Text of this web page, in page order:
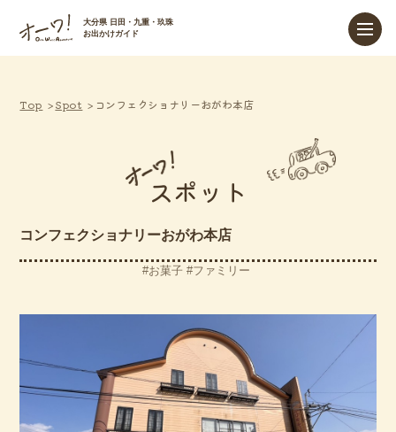
大分県 日田・九重・玖珠
お出かけガイド
Top Spot コンフェクショナリーおがわ本店
スポット
コンフェクショナリーおがわ本店
お菓子 ファミリー